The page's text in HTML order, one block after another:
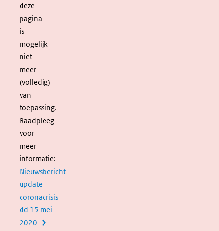
deze
pagina
is
mogelijk
niet
meer
(volledig)
van
toepassing.
Raadpleeg
voor
meer
informatie:
Nieuwsbericht
update
coronacrisis
dd 15 mei
2020